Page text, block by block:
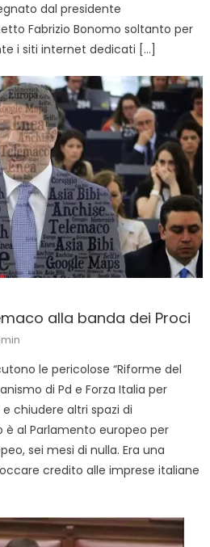
dal presidente
Fabrizio Bonomo soltanto per
i siti internet dedicati […]
alla banda dei Proci
le pericolose “Riforme del
di Pd e Forza Italia per
chiudere altri spazi di
è al Parlamento europeo per
sei mesi di nulla. Era una
credito alle imprese italiane